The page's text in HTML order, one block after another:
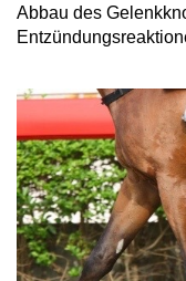
Abbau des